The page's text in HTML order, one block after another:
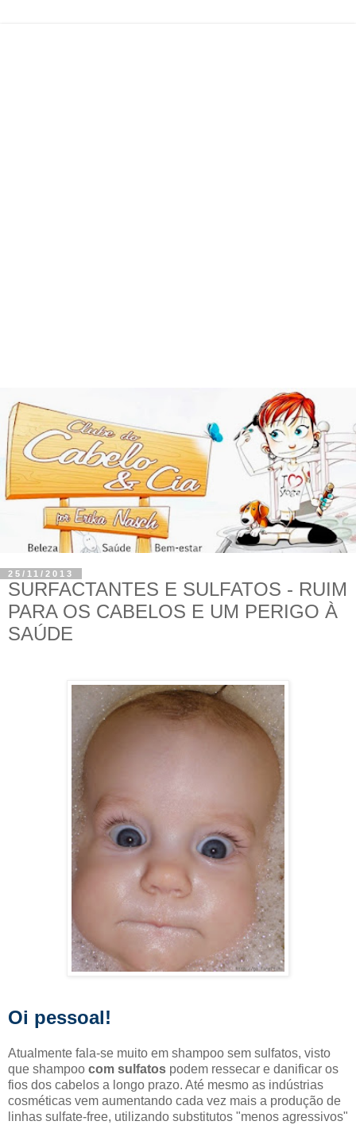
25/11/2013
SURFACTANTES E SULFATOS - RUIM
PARA OS CABELOS E UM PERIGO À
SAÚDE
Oi pessoal!
Atualmente fala-se muito em shampoo sem sulfatos, visto
que shampoo com sulfatos podem ressecar e danificar os
fios dos cabelos a longo prazo. Até mesmo as indústrias
cosméticas vem aumentando cada vez mais a produção de
linhas sulfate-free, utilizando substitutos "menos agressivos"